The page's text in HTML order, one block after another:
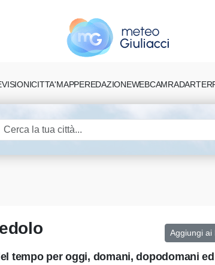
CITTA'MAPPEREDAZIONEWEBCAMRADAR
Aggiungi ai
tempo per oggi, domani, dopodomani